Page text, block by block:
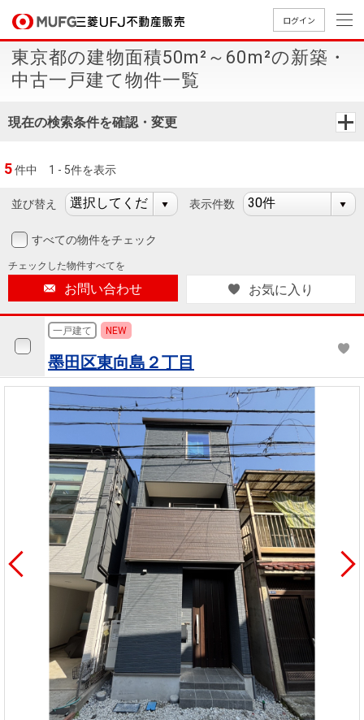
ログイン
買いたいTOP
中古
マン
ショ
ンを
探す
築・
中古
を探
す
投
資
用
物
件
を
探
す
事業
用物
件を
探す
購入向け
サービス
住宅ロー
ンシミュ
レーショ
ン
住まい1プ
ラス（お
役立ちコ
ラム）
売りたいTOP
無
料
査
定
却
相
売却
時手
取り
金額
試算
売却向け
サービス
周辺相場
検索
住まい1プ
ラス（お
役立ちコ
ラム）
住まいと
暮らしの
税金の本
（電子ブ
売却ガイ
ド
店舗案内TOP
店舗のご
案内（首
都圏）
古屋）
案内（関
西）
会社情報TOP
ごあいさ
つ
Way
経営ビジ
ョン
沿革
本社地
図
ニュース
リリース
会社案内
（電子ブ
ック版）
採用情報TOP
新卒採用
情報
買いたい
売りたい
店舗案内
会社情報
採用情報
法人のお客さま
提携企業にお勤めの方
会員ページ
閉じる
東京都の建物面積50m²～60m²の新築・
中古一戸建て物件一覧
現在の検索条件を確認・変更
5件中 1 - 5件を表示
並び替え 表示件数
すべての物件をチェック
チェックした物件すべてを
お問い合わせ お気に入り
一戸建て NEW
墨田区東向島２丁目